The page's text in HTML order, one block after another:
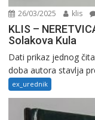
26/03/2025 klis
KLIS –
Solakova Kula
Dati prikaz jednog
doba autora stavlja
ex_urednik